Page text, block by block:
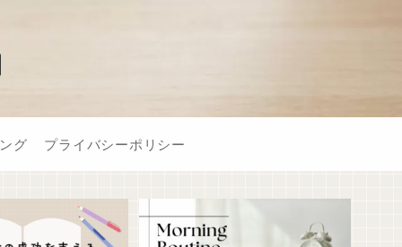
グ プライバシーポリシー